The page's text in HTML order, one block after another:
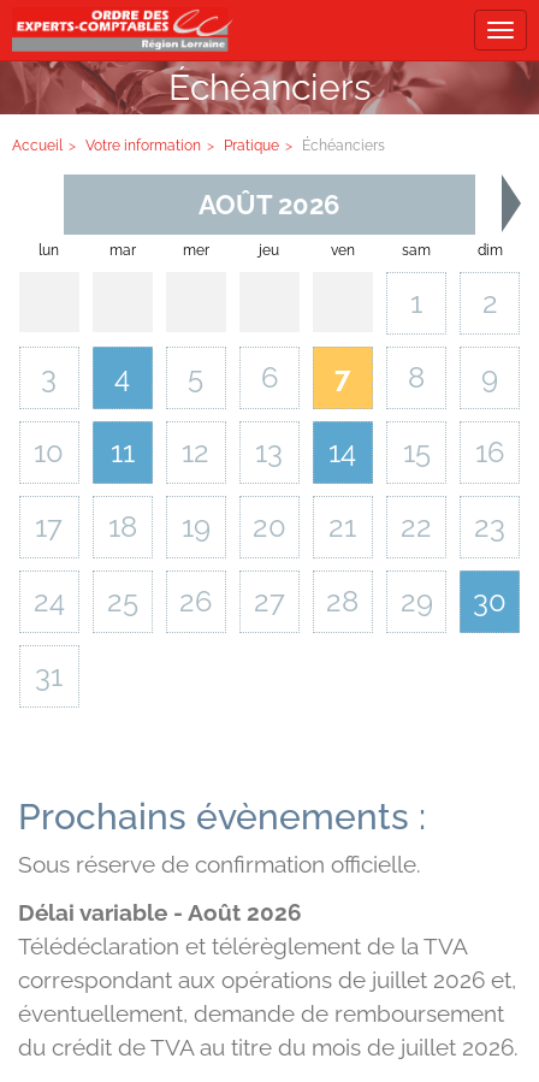
Échéanciers
Accueil Votre information Pratique Échéanciers
AOÛT 2026
lun mar mer jeu ven sam dim
1 2
3 4 5 6 7 8 9
10 11 12 13 14 15 16
17 18 19 20 21 22 23
24 25 26 27 28 29 30
31
Prochains évènements :
Sous réserve de confirmation officielle.
Délai variable - Août 2026
Télédéclaration et télérèglement de la TVA
correspondant aux opérations de juillet 2026 et,
éventuellement, demande de remboursement
du crédit de TVA au titre du mois de juillet 2026.